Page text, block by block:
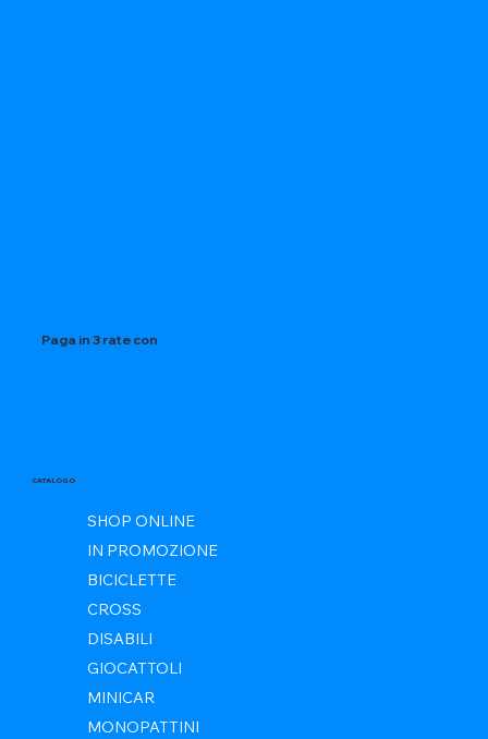
Paga in 3 rate con
CATALOGO
SHOP ONLINE
IN PROMOZIONE
BICICLETTE
CROSS
DISABILI
GIOCATTOLI
MINICAR
MONOPATTINI